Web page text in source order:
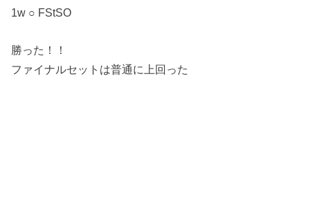
1w ○ FStSO
勝った！！
ファイナルセットは普通に上回った